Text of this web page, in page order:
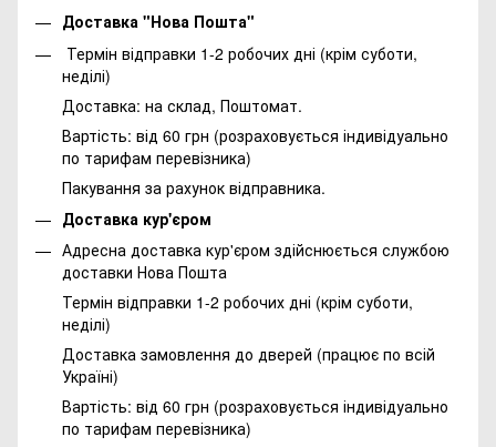
Доставка "Нова Пошта"
Термін відправки 1-2 робочих дні (крім суботи,
неділі)
Доставка: на склад, Поштомат.
Вартість: від 60 грн (розраховується індивідуально
по тарифам перевізника)
Пакування за рахунок відправника.
Доставка кур'єром
Адресна доставка кур'єром здійснюється службою
доставки Нова Пошта
Термін відправки 1-2 робочих дні (крім суботи,
неділі)
Доставка замовлення до дверей (працює по всій
Україні)
Вартість: від 60 грн (розраховується індивідуально
по тарифам перевізника)